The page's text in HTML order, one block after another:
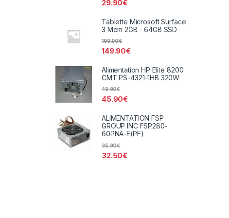
29.90€
Tablette Microsoft Surface
3 Mem 2GB - 64GB SSD
149.90€
199.90€
Alimentation HP Elite 8200
CMT PS-4321-1HB 320W
45.90€
49.90€
ALIMENTATION FSP
GROUP INC FSP280-
60PNA-E(PF)
32.50€
35.90€